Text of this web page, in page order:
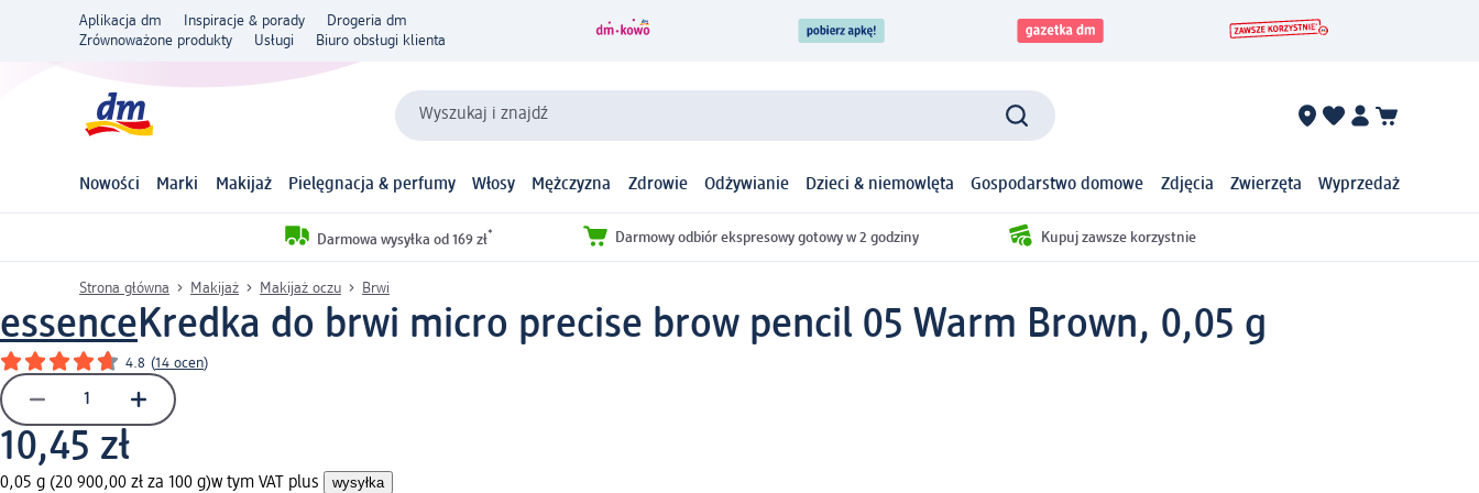
Aplikacja dm Inspiracje & porady
Drogeria dm
Zrównoważone produkty
Usługi Biuro obsługi klienta
Wyszukaj i znajdź
Nowości Marki Makijaż Pielęgnacja & perfumy Włosy Mężczyzna Zdrowie Odżywianie Dzieci & niemowlęta Gospodarstwo domowe Zdjęcia Zwierzęta Wyprzedaż
Darmowa wysyłka od 169 zł* Darmowy odbiór ekspresowy gotowy w 2 godziny Kupuj zawsze korzystnie
Strona główna Makijaż Makijaż oczu Brwi
essenceKredka do brwi micro precise brow pencil 05 Warm Brown, 0,05 g
4.8 (14 ocen)
10,45 zł
0,05 g (20 900,00 zł za 100 g)w tym VAT plus wysyłka